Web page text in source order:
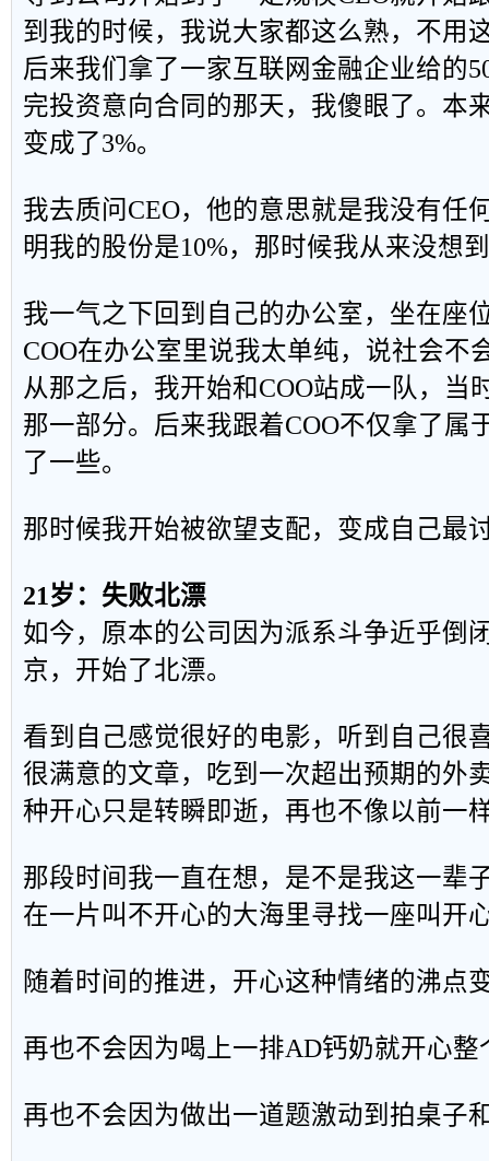
到我的时候，我说大家都这么熟，不用
后来我们拿了一家互联网金融企业给的
完投资意向合同的那天，我傻眼了。本
变成了3%。
我去质问CEO，他的意思就是我没有任
明我的股份是10%，那时候我从来没想
我一气之下回到自己的办公室，坐在座
COO在办公室里说我太单纯，说社会不
从那之后，我开始和COO站成一队，当
那一部分。后来我跟着COO不仅拿了属
了一些。
那时候我开始被欲望支配，变成自己最
21岁：失败北漂
如今，原本的公司因为派系斗争近乎倒
京，开始了北漂。
看到自己感觉很好的电影，听到自己很
很满意的文章，吃到一次超出预期的外
种开心只是转瞬即逝，再也不像以前一
那段时间我一直在想，是不是我这一辈
在一片叫不开心的大海里寻找一座叫开
随着时间的推进，开心这种情绪的沸点
再也不会因为喝上一排AD钙奶就开心整
再也不会因为做出一道题激动到拍桌子